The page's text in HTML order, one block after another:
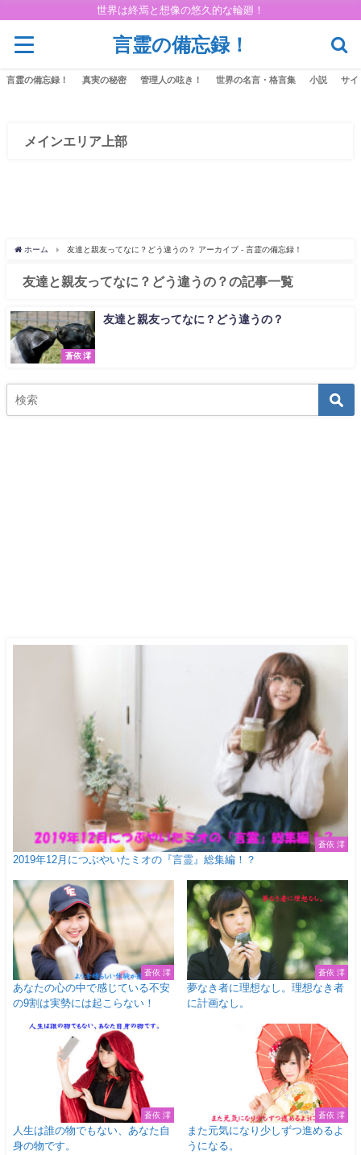
世界は終焉と想像の悠久的な輪廻！
言霊の備忘録！
言霊の備忘録！ 真実の秘密 管理人の呟き！ 世界の名言・格言集 小説 サイ
メインエリア上部
ホーム 友達と親友ってなに？どう違うの？ アーカイブ - 言霊の備忘録！
友達と親友ってなに？どう違うの？の記事一覧
蒼依 澪
友達と親友ってなに？どう違うの？
蒼依 澪
2019年12月につぶやいたミオの『言霊』総集編！？
蒼依 澪
あなたの心の中で感じている不安
の9割は実勢には起こらない！
蒼依 澪
夢なき者に理想なし。理想なき者
に計画なし。
蒼依 澪
人生は誰の物でもない、あなた自
身の物です。
蒼依 澪
また元気になり少しずつ進めるよ
うになる。